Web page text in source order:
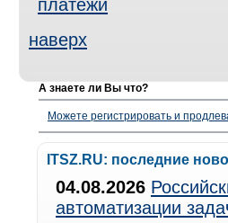
платежи
наверх
А знаете ли Вы что?
Можете регистрировать и
ITSZ.RU: последние
04.08.2026
автоматизации